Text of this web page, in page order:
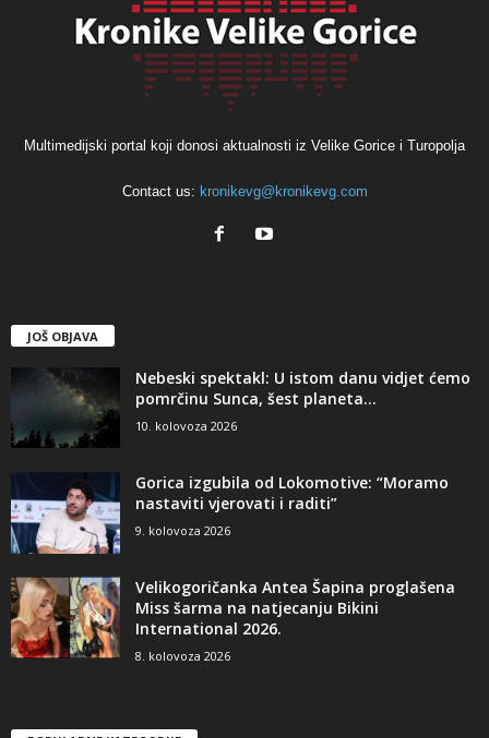
Multimedijski portal koji donosi aktualnosti iz Velike Gorice i Turopolja
Contact us: kronikevg@kronikevg.com
JOŠ OBJAVA
Nebeski spektakl: U istom danu vidjet ćemo
pomrčinu Sunca, šest planeta...
10. kolovoza 2026
Gorica izgubila od Lokomotive: “Moramo
nastaviti vjerovati i raditi”
9. kolovoza 2026
Velikogoričanka Antea Šapina proglašena
Miss šarma na natjecanju Bikini
International 2026.
8. kolovoza 2026